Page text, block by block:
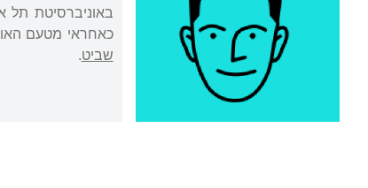
כאחראי מטעם
שביט.